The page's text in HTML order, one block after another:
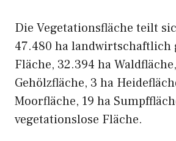
Die Vegetationsfläche teilt
47.480 ha landwirtschaftlich
Fläche, 32.394 ha
Gehölzfläche, 3 ha
Moorfläche, 19 ha
vegetationslose Fläche.